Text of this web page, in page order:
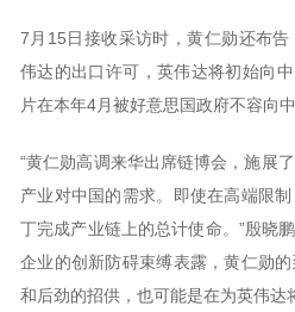
7月15日接收采访时，黄仁勋还布
伟达的出口许可，英伟达将初始向
片在本年4月被好意思国政府不容向中
“黄仁勋高调来华出席链博会，施展
产业对中国的需求。即使在高端限
丁完成产业链上的总计使命。”殷晓
企业的创新防碍束缚表露，黄仁勋
和后劲的招供，也可能是在为英伟达